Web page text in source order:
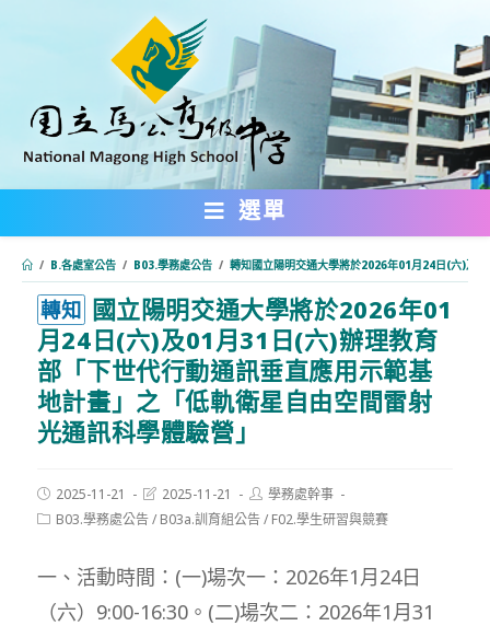
內
選單
/ B.各處室公告 / B03.學務處公告 / 轉知國立陽明交通大學將於2026年01月24日(六)及
轉知 國立陽明交通大學將於2026年01
月24日(六)及01月31日(六)辦理教育
部「下世代行動通訊垂直應用示範基
地計畫」之「低軌衛星自由空間雷射
光通訊科學體驗營」
Post
published:
2025-11-21
Post
last
modified:
2025-11-21
Post
author:
學務處幹事
PostB03.學務處公告/ B03a.訓育組公告/ F02.學生研習與競賽
一、活動時間：(一)場次一：2026年1月24日
（六）9:00-16:30。(二)場次二：2026年1月31